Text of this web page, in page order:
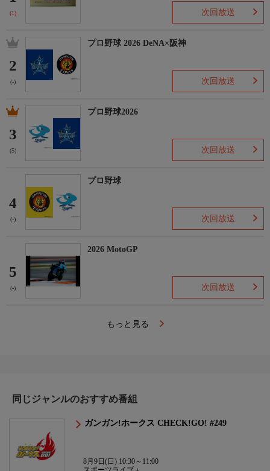
(1) 次回放送
2
(-)
プロ野球 2026 DeNA×阪神
次回放送
3
(5)
プロ野球2026
次回放送
4
(-)
プロ野球
次回放送
5
(-)
2026 MotoGP
次回放送
もっと見る
同じジャンルのおすすめ番組
ガンガン!ホークス CHECK!GO! #249
8月9日(日) 10:30～11:00